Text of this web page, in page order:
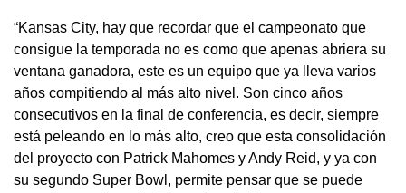
“Kansas City, hay que recordar que el campeonato que
consigue la temporada no es como que apenas abriera su
ventana ganadora, este es un equipo que ya lleva varios
años compitiendo al más alto nivel. Son cinco años
consecutivos en la final de conferencia, es decir, siempre
está peleando en lo más alto, creo que esta consolidación
del proyecto con Patrick Mahomes y Andy Reid, y ya con
su segundo Super Bowl, permite pensar que se puede